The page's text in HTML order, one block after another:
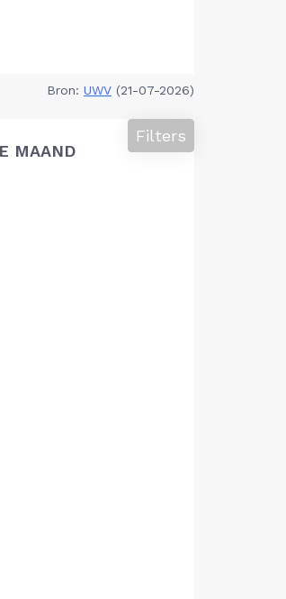
Bron: UWV (21-07-2026)
MAAND
Filters